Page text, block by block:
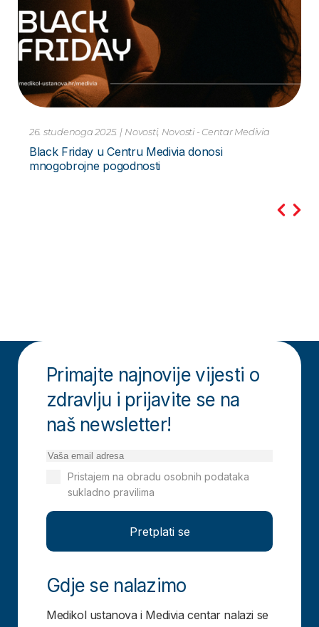
10. studenoga 2023. | Novosti
Pretraga PCR Metodom – za Hripavac –
Bordetella Pertussis Novo
Primajte najnovije vijesti o
zdravlju i prijavite se na
naš newsletter!
Pretplati se
Pristajem na obradu osobnih podataka
sukladno pravilima
Gdje se nalazimo
Medikol ustanova i Medivia centar nalazi se